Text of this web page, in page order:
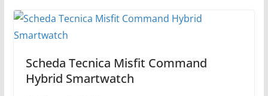
Scheda Tecnica Misfit Command
Hybrid Smartwatch